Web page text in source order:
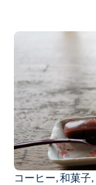
コーヒー,和菓子,